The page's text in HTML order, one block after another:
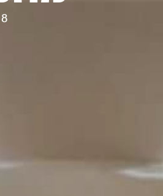
8 יתרונות מרכזיים בשימוש במטחנת דגנים שלא כדאי לכם לפספס